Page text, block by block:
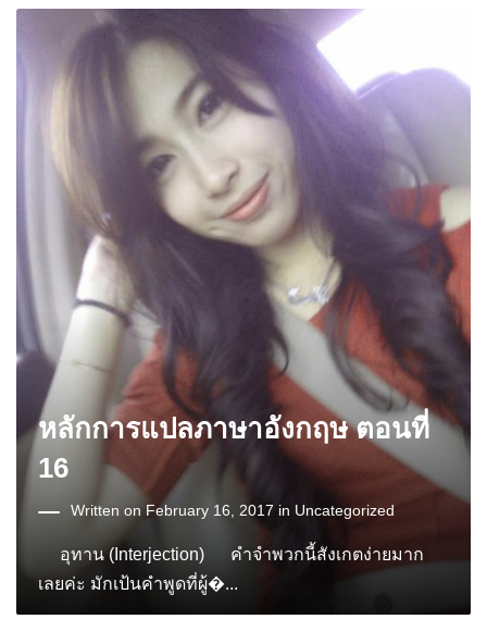
หลักการแปลภาษาอังกฤษ ตอนที่
16
Written on February 16, 2017 in Uncategorized
อุทาน (Interjection) คำจำพวกนี้สังเกตง่ายมาก
เลยค่ะ มักเป้นคำพูดที่ผู้�...